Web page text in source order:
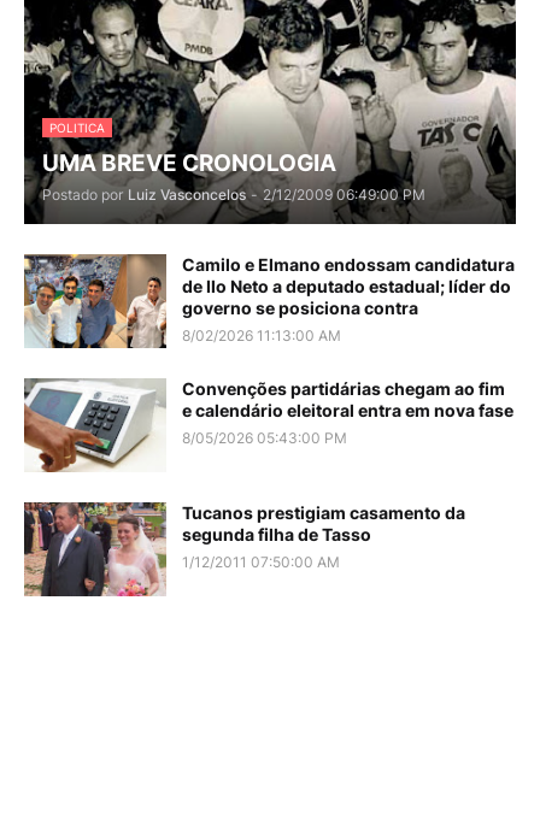
POLITICA
UMA BREVE CRONOLOGIA
Postado por Luiz Vasconcelos - 2/12/2009 06:49:00 PM
Camilo e Elmano endossam candidatura
de Ilo Neto a deputado estadual; líder do
governo se posiciona contra
8/02/2026 11:13:00 AM
Convenções partidárias chegam ao fim
e calendário eleitoral entra em nova fase
8/05/2026 05:43:00 PM
Tucanos prestigiam casamento da
segunda filha de Tasso
1/12/2011 07:50:00 AM